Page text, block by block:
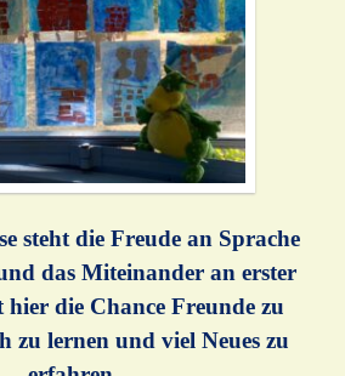
steht die Freude an Sprache
das Miteinander an erster
hier die Chance Freunde zu
zu lernen und viel Neues zu